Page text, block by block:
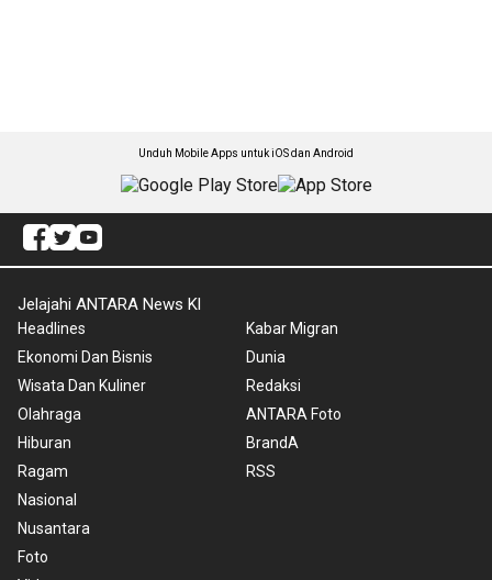
Unduh Mobile Apps untuk iOS dan Android
Jelajahi ANTARA News Kl
Headlines
Ekonomi Dan Bisnis
Wisata Dan Kuliner
Olahraga
Hiburan
Ragam
Nasional
Nusantara
Foto
Kabar Migran
Dunia
Redaksi
ANTARA Foto
BrandA
RSS